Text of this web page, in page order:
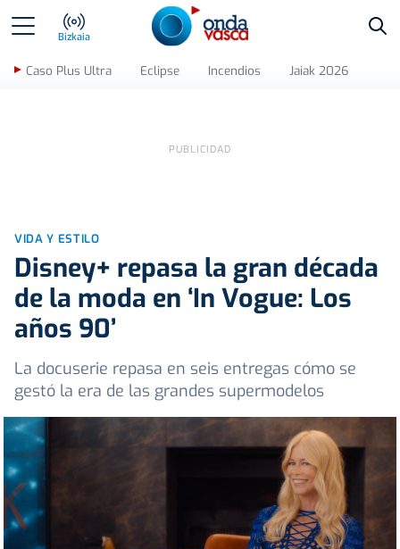
Bizkaia
Caso Plus Ultra Eclipse Incendios Jaiak 2026
VIDA Y ESTILO
Disney+ repasa la gran década
de la moda en ‘In Vogue: Los
años 90’
La docuserie repasa en seis entregas cómo se
gestó la era de las grandes supermodelos